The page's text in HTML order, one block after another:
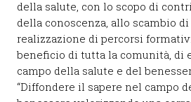
della salute, con lo scopo di
della conoscenza, allo scambio
realizzazione di percorsi
beneficio di tutta la comunità, di
campo della salute e del
“Diffondere il sapere nel campo